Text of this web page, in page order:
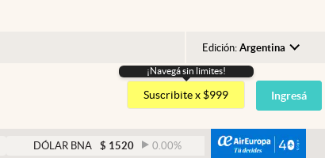
Edición: Argentina
Argentina
España
México
USA
¡Navegá sin limites!
Suscribite x $999 Ingresá
DÓLAR BNA $ 1520 0.00% DÓLAR BLUE $ 1530